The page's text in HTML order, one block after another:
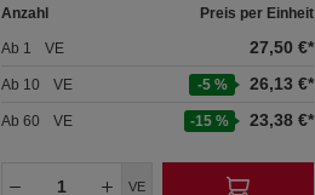
Anzahl Preis per Einheit
Ab 1 VE 27,50 €*
Ab 10 VE -5 % 26,13 €*
Ab 60 VE -15 % 23,38 €*
VE